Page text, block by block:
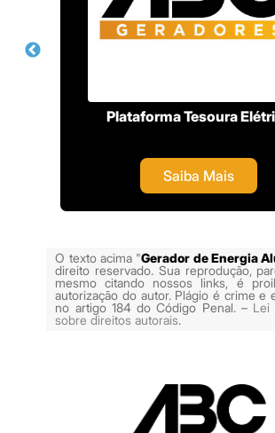
Plataforma Tesoura
Saiba Mais
O texto acima "Gerador de Energia
direito reservado. Sua reprodução,
mesmo citando nossos links, é
autorização do autor. Plágio é crime e
no artigo 184 do Código Penal. – Lei
sobre direitos autorais.